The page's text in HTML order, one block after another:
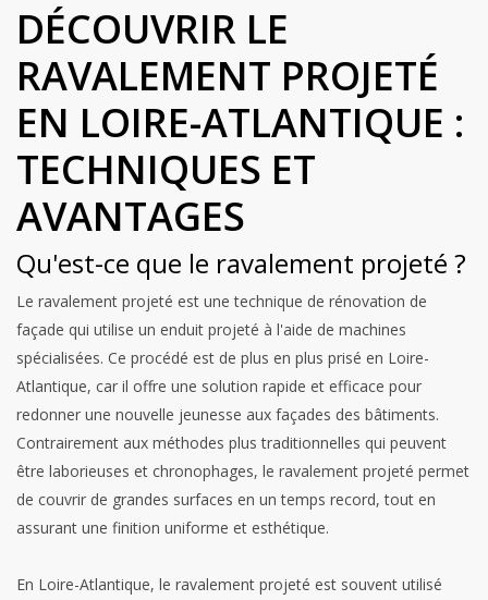
DÉCOUVRIR LE
RAVALEMENT PROJETÉ
EN LOIRE-ATLANTIQUE :
TECHNIQUES ET
AVANTAGES
Qu'est-ce que le ravalement projeté ?
Le ravalement projeté est une technique de rénovation de
façade qui utilise un enduit projeté à l'aide de machines
spécialisées. Ce procédé est de plus en plus prisé en Loire-
Atlantique, car il offre une solution rapide et efficace pour
redonner une nouvelle jeunesse aux façades des bâtiments.
Contrairement aux méthodes plus traditionnelles qui peuvent
être laborieuses et chronophages, le ravalement projeté permet
de couvrir de grandes surfaces en un temps record, tout en
assurant une finition uniforme et esthétique.
En Loire-Atlantique, le ravalement projeté est souvent utilisé